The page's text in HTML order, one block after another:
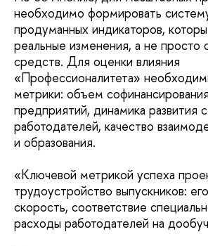
необходимо формировать
продуманных индикаторов,
реальные изменения, а не просто
средств. Для оценки влияния
«Профессионалитета»
метрики: объем
предприятий, динамика развития
работодателей, качество
и образования.
«Ключевой метрикой успеха
трудоустройство выпускников:
скорость, соответствие
расходы работодателей на